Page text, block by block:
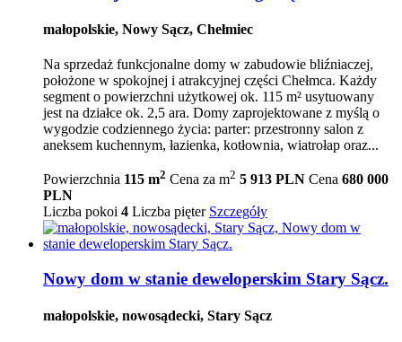
małopolskie, Nowy Sącz, Chełmiec
Na sprzedaż funkcjonalne domy w zabudowie bliźniaczej,
położone w spokojnej i atrakcyjnej części Chełmca. Każdy
segment o powierzchni użytkowej ok. 115 m² usytuowany
jest na działce ok. 2,5 ara. Domy zaprojektowane z myślą o
wygodzie codziennego życia: parter: przestronny salon z
aneksem kuchennym, łazienka, kotłownia, wiatrołap oraz...
Powierzchnia 115 m2 Cena za m2 5 913 PLN Cena 680 000
PLN
Liczba pokoi 4 Liczba pięter Szczegóły
Nowy dom w stanie deweloperskim Stary Sącz.
małopolskie, nowosądecki, Stary Sącz